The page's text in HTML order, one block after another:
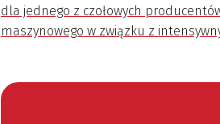
dla jednego z czołowych
maszynowego w związku z